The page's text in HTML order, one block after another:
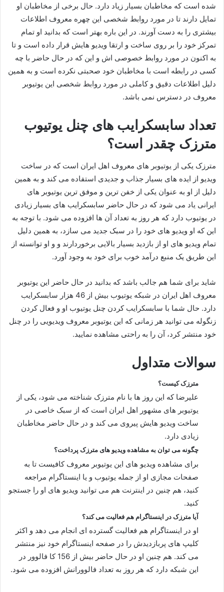
شده است که مخاطبان بسیار زیاد دارد. حال برخی از مخاطبان او
تمایل دارند تا در مورد روابط شخصی این چهره معروف اطلاعات
بیشتری را به دست آورند. در این باره بهتر است که بدانید او تمام
تمرکز خود را بر روی ساخت و ارتقا ویدیو هایش قرار داده است و تا
به اکنون در مورد روابط خصوصی اش و این که در حال حاضر با چه
کسی در رابطه است با مخاطبان خود صحبتی نکرده است و به همین
دلیل اطلاعات دقیق و کاملی در مورد روابط شخصی این یوتیوبر
معروف در دسترس نمی باشد.
تعداد سابسکرایب های چنل یوتیوب
مترزک چقدر است؟
مترزک یکی از یوتیوبر های معروف اهل ایران است که در ساخت
ویدیو از ایده های بسیار جذاب و جدیدی استفاده می‌ کند و به همین
دلیل از او به عنوان یکی از خفن ترین و موفق ترین یوتیوبر های
ایرانی یاد می‌ شود که در حال حاضر سابسکرایب های بسیار زیادی
در یوتیوب دارد که هر روز به تعداد آن ها افزوده می شود. با توجه به
این که او ویدیو های خود را در سبک جدید می سازد، به همین دلیل
تمام ویدیو های او از بازدید بسیار بالایی برخوردارند و و او توانسته از
این طریق یک منبع درآمد خوب برای خود به وجود آورد.
شاید برای شما هم جالب باشد که بدانید در حال حاضر این یوتیوبر
معروف اهل ایران در شبکه یوتیوب بیش از 46 هزار سابسکرایب
دارد. حال شما با سابسکرایب کردن چنل یوتیوب او و فعال کردن
زنگوله می توانید هر زمانی که این یوتیوبر معروف ویدیویی را در چنل
خود منتشر کرد، آن را به راحتی مشاهده نمایید.
سوالات متداول
مترزک کیست؟
علیرضا که این روز ها با نام مترزک شناخته می‌ شود، یکی از
یوتیوبر های مشهور اهل ایران است که از سبک خاصی در
ساخت ویدیو هایش پیروی می‌ کند و در حال حاضر مخاطبان
زیادی دارد.
چگونه می توان به مشاهده ویدیو های مترزک پرداخت؟
برای مشاهده ویدیو های این یوتیوبر معروف کافیست تا به
صفحات مجازی او از جمله یوتیوب و یا اینستاگرام مراجعه
کنید، هم چنین در اینترنت هم می توانید ویدیو های او را جستجو
کنید.
آیا مترزک در اینستاگرام هم فعالیت می کند؟
او در اینستاگرام هم فعالیت گسترده ای انجام می‌ دهد و اکثر
کلیپ های پربازدیدش را در صفحه اینستاگرام خود نیز منتشر
می کند. هم چنین او در حال حاضر بیش از 156 کا فالوور در
این شبکه دارد که هر روز به تعداد فالوورانش افزوده می شود.